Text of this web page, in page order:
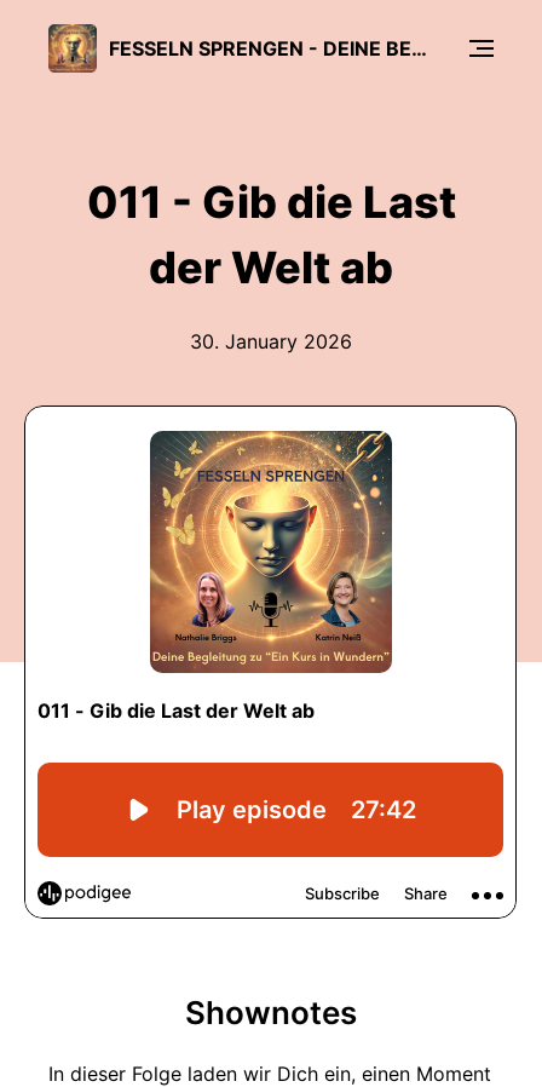
FESSELN SPRENGEN - DEINE BEGLEITUNG ZU "EIN KURS IN WUNDERN"
011 - Gib die Last
der Welt ab
30. January 2026
Shownotes
In dieser Folge laden wir Dich ein, einen Moment